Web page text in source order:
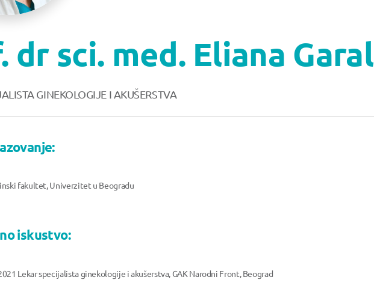
dr sci. med. Eliana
GINEKOLOGIJE I AKUŠERSTVA
fakultet, Univerzitet u Beogradu
iskustvo:
Lekar specijalista ginekologije i akušerstva, GAK Narodni Front, Beograd